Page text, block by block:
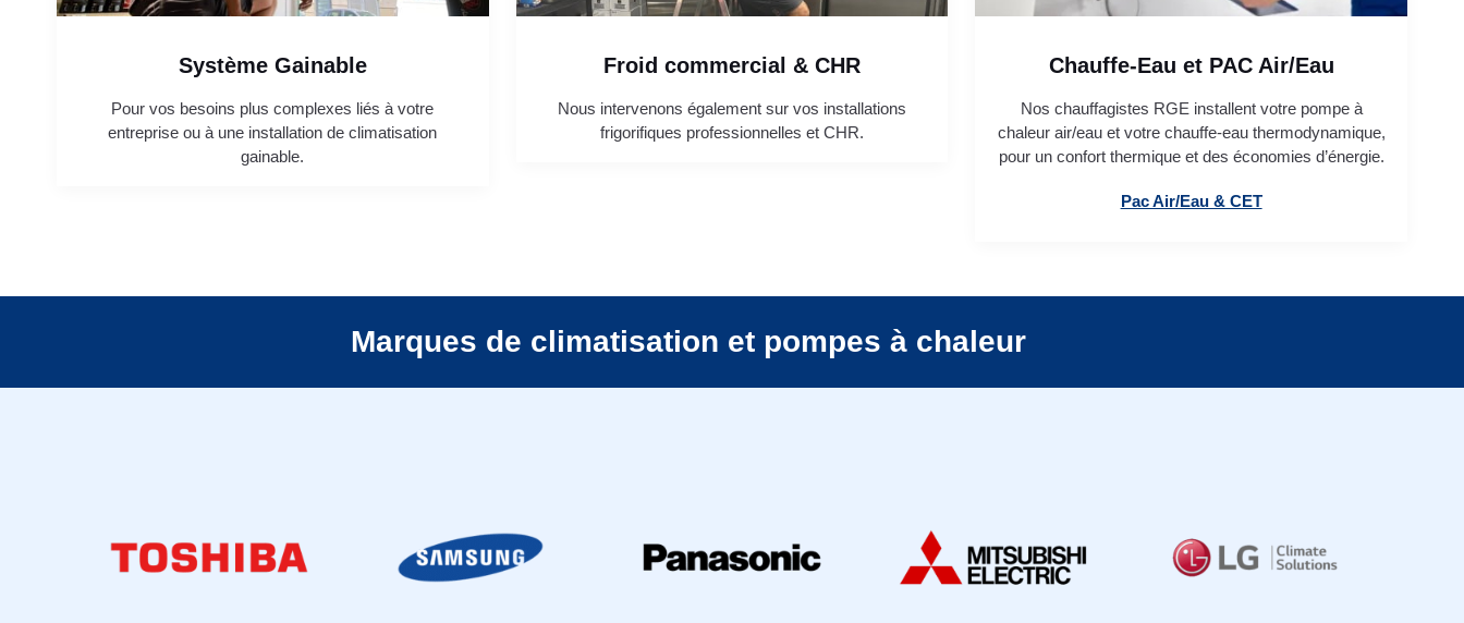
Système Gainable
Pour vos besoins plus complexes liés à votre
entreprise ou à une installation de climatisation
gainable.
Froid commercial & CHR
Nous intervenons également sur vos installations
frigorifiques professionnelles et CHR.
Chauffe-Eau et PAC Air/Eau
Nos chauffagistes RGE installent votre pompe à
chaleur air/eau et votre chauffe-eau thermodynamique,
pour un confort thermique et des économies d’énergie.
Pac Air/Eau & CET
Marques de climatisation et pompes à chaleur